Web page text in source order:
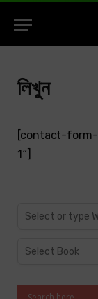
লিখুন
[contact-form-
1″]